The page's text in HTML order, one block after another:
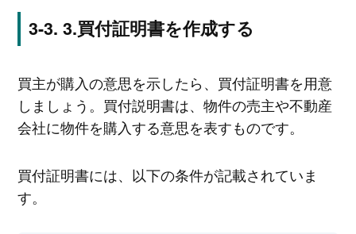
3.買付証明書を作成する
買主が購入の意思を示したら、買付証明書を用意
しましょう。買付説明書は、物件の売主や不動産
会社に物件を購入する意思を表すものです。
買付証明書には、以下の条件が記載されていま
す。